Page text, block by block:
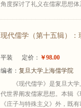
角度探讨了礼义在儒家思想
现代儒学（第十五辑）
平装 定价： ￥98.00
编者： 复旦大学上海儒学院
《现代儒学》是复旦大
代世界阐发儒家思想。本辑
《庄子与特殊主义》外，既